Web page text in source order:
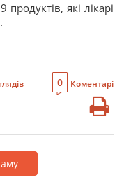
які лікарі
0 Коментарі